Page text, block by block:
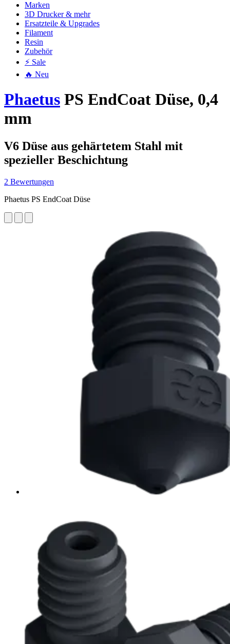
Marken
3D Drucker & mehr
Ersatzteile & Upgrades
Filament
Resin
Zubehör
⚡ Sale
🔥 Neu
Phaetus PS EndCoat Düse, 0,4
mm
V6 Düse aus gehärtetem Stahl mit
spezieller Beschichtung
2 Bewertungen
Phaetus PS EndCoat Düse